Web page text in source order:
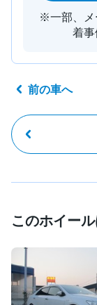
※一部、メ
着事
前の車へ
このホイー